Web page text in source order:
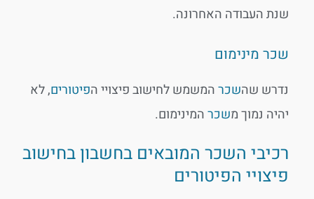
שנת העבודה האחרונה.
שכר מינימום
נדרש שהשכרהמשמש לחישוב פיצויי הפיטורים, לא
יהיה נמוך משכרהמינימום.
רכיבי השכר המובאים בחשבון בחישוב
פיצויי הפיטורים